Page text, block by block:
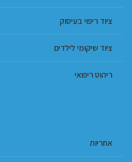
ציוד ריפוי בעיסוק
ציוד שיקומי לילדים
ריהוט ריפואי
אחריות